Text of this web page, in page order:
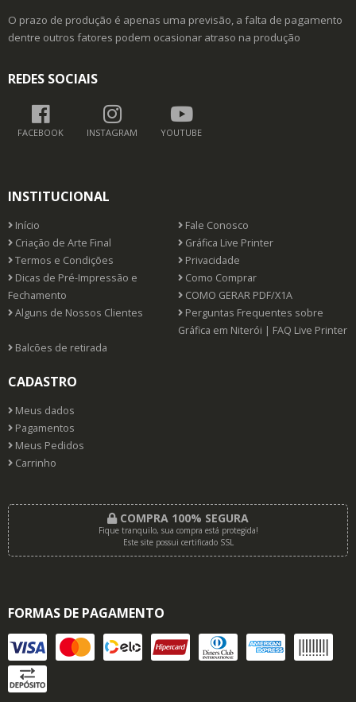
O prazo de produção é apenas uma previsão, a falta de pagamento
dentre outros fatores podem ocasionar atraso na produção
REDES SOCIAIS
FACEBOOK INSTAGRAM YOUTUBE
INSTITUCIONAL
Início
Fale Conosco
Criação de Arte Final
Gráfica Live Printer
Termos e Condições
Privacidade
Dicas de Pré-Impressão e
Fechamento
Como Comprar
COMO GERAR PDF/X1A
Alguns de Nossos Clientes
Perguntas Frequentes sobre
Gráfica em Niterói | FAQ Live Printer
Balcões de retirada
CADASTRO
Meus dados
Pagamentos
Meus Pedidos
Carrinho
COMPRA 100% SEGURA
Fique tranquilo, sua compra está protegida!
Este site possui certificado SSL
FORMAS DE PAGAMENTO